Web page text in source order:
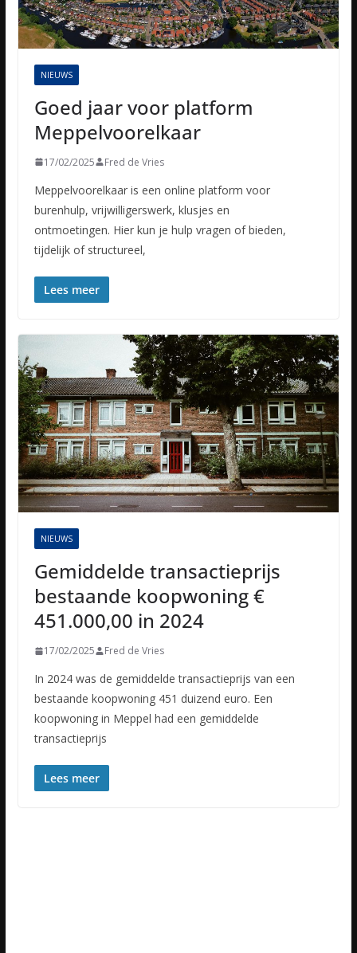
NIEUWS
Goed jaar voor platform
Meppelvoorelkaar
17/02/2025 Fred de Vries
Meppelvoorelkaar is een online platform voor
burenhulp, vrijwilligerswerk, klusjes en
ontmoetingen. Hier kun je hulp vragen of bieden,
tijdelijk of structureel,
Lees meer
NIEUWS
Gemiddelde transactieprijs
bestaande koopwoning €
451.000,00 in 2024
17/02/2025 Fred de Vries
In 2024 was de gemiddelde transactieprijs van een
bestaande koopwoning 451 duizend euro. Een
koopwoning in Meppel had een gemiddelde
transactieprijs
Lees meer